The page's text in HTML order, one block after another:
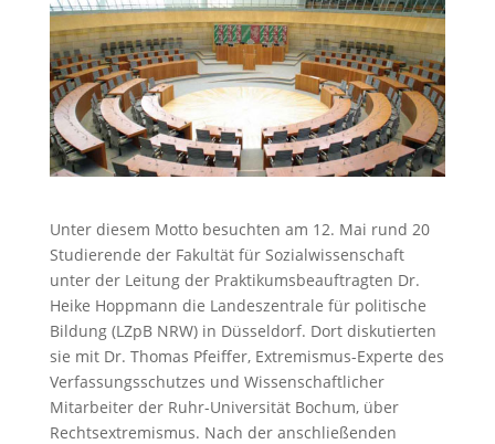
Unter diesem Motto besuchten am 12. Mai rund 20
Studierende der Fakultät für Sozialwissenschaft
unter der Leitung der Praktikumsbeauftragten Dr.
Heike Hoppmann die Landeszentrale für politische
Bildung (LZpB NRW) in Düsseldorf. Dort diskutierten
sie mit Dr. Thomas Pfeiffer, Extremismus-Experte des
Verfassungsschutzes und Wissenschaftlicher
Mitarbeiter der Ruhr-Universität Bochum, über
Rechtsextremismus. Nach der anschließenden